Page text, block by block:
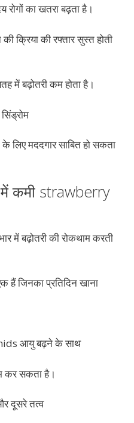
रोगों का खतरा बढ़ता है।
क्रिया की रफ्तार सुस्त होती
में बढ़ोतरी कम होता है।
लिए मददगार साबित हो सकता
में कमी strawberry
में बढ़ोतरी की रोकथाम करती
जिनका प्रतिदिन खाना
आयु बढ़ने के साथ
कर सकता है।
दूसरे तत्व